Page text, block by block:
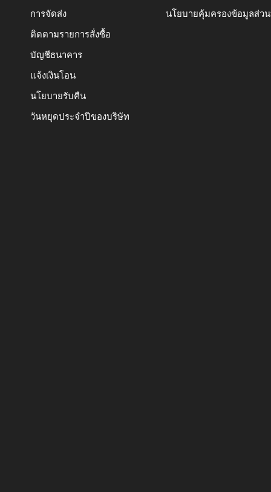
การจัดส่ง
ติดตามรายการสั่งซื้อ
บัญชีธนาคาร
แจ้งเงินโอน
นโยบายรับคืน
วันหยุดประจำปีของบริษัท
นโยบายคุ้มครองข้อมูลส่ว